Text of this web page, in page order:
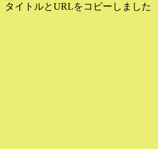
タイトルとURLをコピーしました